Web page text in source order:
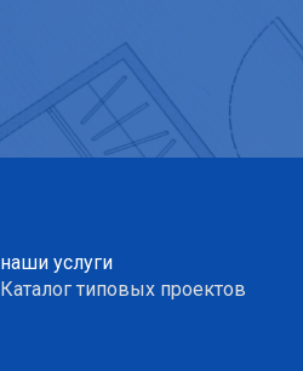
наши услуги
Каталог типовых проектов